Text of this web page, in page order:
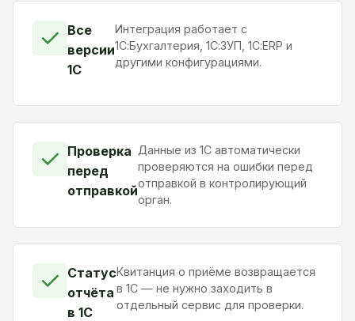
✓ Все
версии
1С
Интеграция работает с
1С:Бухгалтерия, 1С:ЗУП, 1С:ERP и
другими конфигурациями.
✓ Проверка
перед
отправкой
Данные из 1С автоматически
проверяются на ошибки перед
отправкой в контролирующий
орган.
✓ Статус
отчёта
в 1С
Квитанция о приёме возвращается
в 1С — не нужно заходить в
отдельный сервис для проверки.